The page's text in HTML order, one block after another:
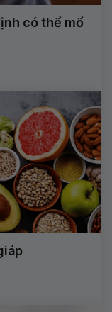
có thể mổ